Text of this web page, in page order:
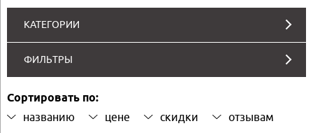
КАТЕГОРИИ
ФИЛЬТРЫ
Сортировать по:
названию цене скидки отзывам